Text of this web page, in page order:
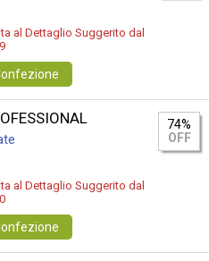
al Dettaglio Suggerito dal
74%
OFF
al Dettaglio Suggerito dal